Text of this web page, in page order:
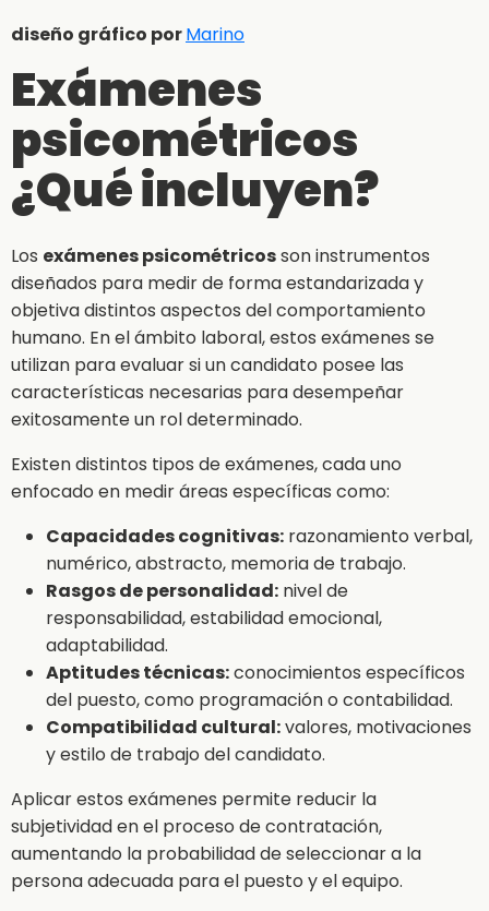
diseño gráfico porMarino
Exámenes
psicométricos
¿Qué incluyen?
Los exámenes psicométricosson instrumentos
diseñados para medir de forma estandarizada y
objetiva distintos aspectos del comportamiento
humano. En el ámbito laboral, estos exámenes se
utilizan para evaluar si un candidato posee las
características necesarias para desempeñar
exitosamente un rol determinado.
Existen distintos tipos de exámenes, cada uno
enfocado en medir áreas específicas como:
Capacidades cognitivas: razonamiento verbal,
numérico, abstracto, memoria de trabajo.
Rasgos de personalidad: nivel de
responsabilidad, estabilidad emocional,
adaptabilidad.
Aptitudes técnicas:conocimientos específicos
del puesto, como programación o contabilidad.
Compatibilidad cultural:valores, motivaciones
y estilo de trabajo del candidato.
Aplicar estos exámenes permite reducir la
subjetividad en el proceso de contratación,
aumentando la probabilidad de seleccionar a la
persona adecuada para el puesto y el equipo.